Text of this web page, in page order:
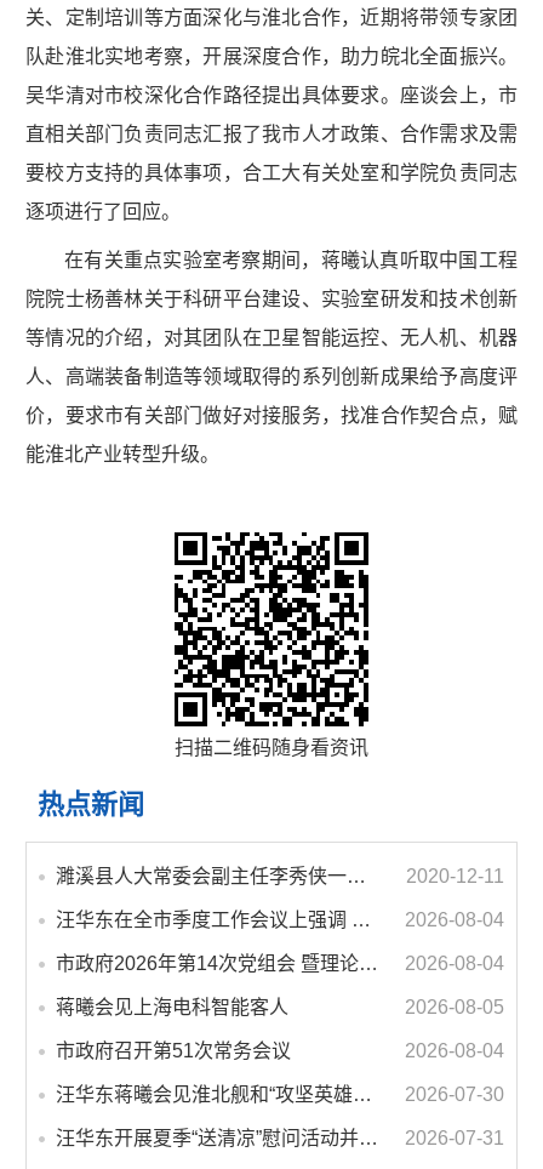
关、定制培训等方面深化与淮北合作，近期将带领专家团
队赴淮北实地考察，开展深度合作，助力皖北全面振兴。
吴华清对市校深化合作路径提出具体要求。座谈会上，市
直相关部门负责同志汇报了我市人才政策、合作需求及需
要校方支持的具体事项，合工大有关处室和学院负责同志
逐项进行了回应。
在有关重点实验室考察期间，蒋曦认真听取中国工程
院院士杨善林关于科研平台建设、实验室研发和技术创新
等情况的介绍，对其团队在卫星智能运控、无人机、机器
人、高端装备制造等领域取得的系列创新成果给予高度评
价，要求市有关部门做好对接服务，找准合作契合点，赋
能淮北产业转型升级。
扫描二维码随身看资讯
热点新闻
濉溪县人大常委会副主任李秀侠一行调研城乡客运一体化和治超工作 2020-12-11
汪华东在全市季度工作会议上强调 锚定打好“三仗”任务和年度预期目标不动摇 在全市上下掀起比学赶超争先进位的攻坚热潮 2026-08-04
市政府2026年第14次党组会 暨理论学习中心组学习会议召开 蒋曦主持会议并讲话 2026-08-04
蒋曦会见上海电科智能客人 2026-08-05
市政府召开第51次常务会议 2026-08-04
汪华东蒋曦会见淮北舰和“攻坚英雄连”官兵代表 2026-07-30
汪华东开展夏季“送清凉”慰问活动并调研专门教育工作 落实落细防暑降温措施 用心用情关爱一线职工 2026-07-31